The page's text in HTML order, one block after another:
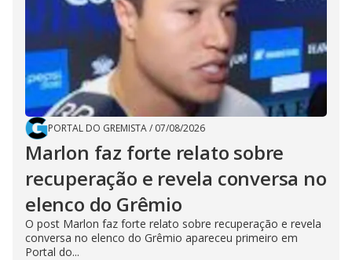
PORTAL DO GREMISTA/ 07/08/2026
Marlon faz forte relato sobre
recuperação e revela conversa no
elenco do Grêmio
O post Marlon faz forte relato sobre recuperação e revela
conversa no elenco do Grêmio apareceu primeiro em
Portal do...